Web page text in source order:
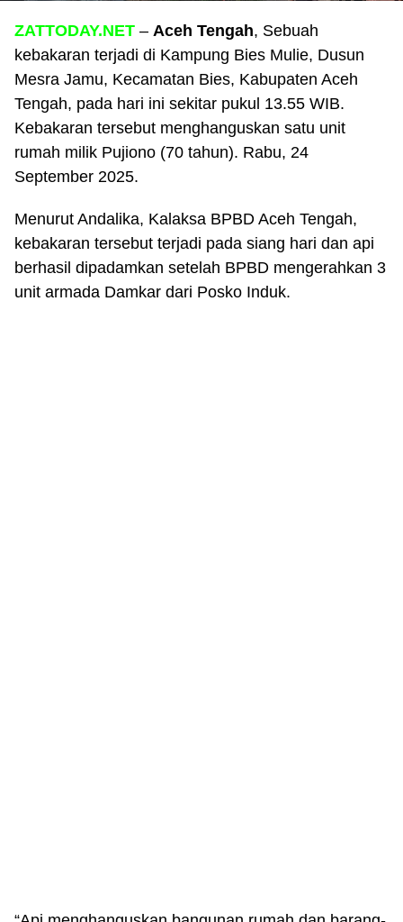
ZATTODAY.NET – Aceh Tengah, Sebuah
kebakaran terjadi di Kampung Bies Mulie, Dusun
Mesra Jamu, Kecamatan Bies, Kabupaten Aceh
Tengah, pada hari ini sekitar pukul 13.55 WIB.
Kebakaran tersebut menghanguskan satu unit
rumah milik Pujiono (70 tahun). Rabu, 24
September 2025.
Menurut Andalika, Kalaksa BPBD Aceh Tengah,
kebakaran tersebut terjadi pada siang hari dan api
berhasil dipadamkan setelah BPBD mengerahkan 3
unit armada Damkar dari Posko Induk.